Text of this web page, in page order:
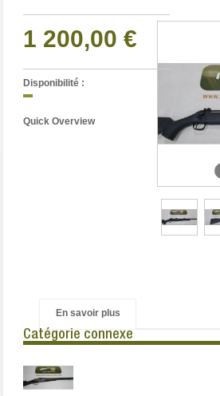
1 200,00 €
Disponibilité :
Quick Overview
En savoir plus
Catégorie connexe